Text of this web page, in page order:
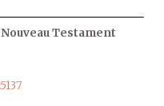
Testament